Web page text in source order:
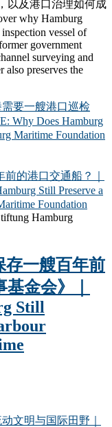
以及港口治理如何成
why Hamburg
vessel of
government
surveying and
also preserves the
需要一艘港口巡检
Why Does Hamburg
Maritime Foundation
Hamburg
存一艘百年前
金会》｜
Still
文明与国际田野｜